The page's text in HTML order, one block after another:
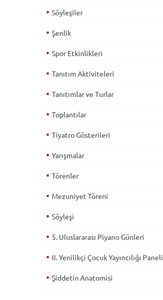
Söyleşiler
Şenlik
Spor Etkinlikleri
Tanıtım Aktiviteleri
Tanıtımlar ve Turlar
Toplantılar
Tiyatro Gösterileri
Yarışmalar
Törenler
Mezuniyet Töreni
Söyleşi
5. Uluslararası Piyano Günleri
II. Yenilikçi Çocuk Yayıncılığı Paneli
Şiddetin Anatomisi